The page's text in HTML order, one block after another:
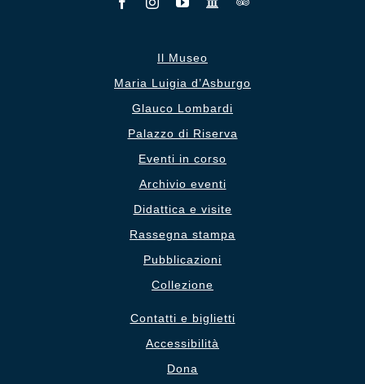
Il Museo
Maria Luigia d’Asburgo
Glauco Lombardi
Palazzo di Riserva
Eventi in corso
Archivio eventi
Didattica e visite
Rassegna stampa
Pubblicazioni
Collezione
Contatti e biglietti
Accessibilità
Dona